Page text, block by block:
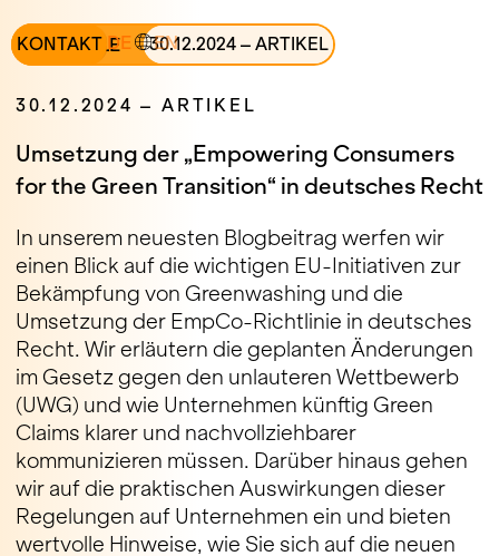
ALLE 30.12.2024 – ARTIKEL
DE EN
KONTAKT
30.12 . 2024 – ARTIKEL
Umsetzung der „Empowering Consumers
for the Green Transition“ in deutsches Recht
In unserem neuesten Blogbeitrag werfen wir
einen Blick auf die wichtigen EU-Initiativen zur
Bekämpfung von Greenwashing und die
Umsetzung der EmpCo-Richtlinie in deutsches
Recht. Wir erläutern die geplanten Änderungen
im Gesetz gegen den unlauteren Wettbewerb
(UWG) und wie Unternehmen künftig Green
Claims klarer und nachvollziehbarer
kommunizieren müssen. Darüber hinaus gehen
wir auf die praktischen Auswirkungen dieser
Regelungen auf Unternehmen ein und bieten
wertvolle Hinweise, wie Sie sich auf die neuen